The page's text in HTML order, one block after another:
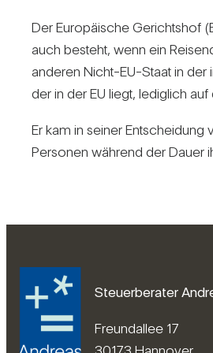
Der Euro­päi­sche Gerichtshof
auch besteht, wenn ein
anderen Nicht-EU-Staat in der
der in der EU liegt, ledig­lich
Er kam in seiner
Per­sonen wäh­rend der Dauer
Steuerberater
Freundallee 17